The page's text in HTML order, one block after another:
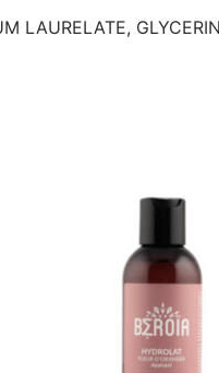
LAURELATE,